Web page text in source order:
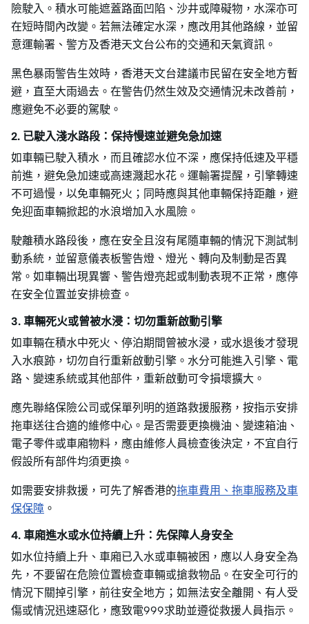
險駛入。積水可能遮蓋路面凹陷、沙井或障礙物，水深亦可
在短時間內改變。若無法確定水深，應改用其他路線，並留
意運輸署、警方及香港天文台公布的交通和天氣資訊。
黑色暴雨警告生效時，香港天文台建議市民留在安全地方暫
避，直至大雨過去。在警告仍然生效及交通情況未改善前，
應避免不必要的駕駛。
2. 已駛入淺水路段：保持慢速並避免急加速
如車輛已駛入積水，而且確認水位不深，應保持低速及平穩
前進，避免急加速或高速濺起水花。運輸署提醒，引擎轉速
不可過慢，以免車輛死火；同時應與其他車輛保持距離，避
免迎面車輛掀起的水浪增加入水風險。
駛離積水路段後，應在安全且沒有尾隨車輛的情況下測試制
動系統，並留意儀表板警告燈、燈光、轉向及制動是否異
常。如車輛出現異響、警告燈亮起或制動表現不正常，應停
在安全位置並安排檢查。
3. 車輛死火或曾被水浸：切勿重新啟動引擎
如車輛在積水中死火、停泊期間曾被水浸，或水退後才發現
入水痕跡，切勿自行重新啟動引擎。水分可能進入引擎、電
路、變速系統或其他部件，重新啟動可令損壞擴大。
應先聯絡保險公司或保單列明的道路救援服務，按指示安排
拖車送往合適的維修中心。是否需要更換機油、變速箱油、
電子零件或車廂物料，應由維修人員檢查後決定，不宜自行
假設所有部件均須更換。
如需要安排救援，可先了解香港的拖車費用、拖車服務及車
保保障 。
4. 車廂進水或水位持續上升：先保障人身安全
如水位持續上升、車廂已入水或車輛被困，應以人身安全為
先，不要留在危險位置檢查車輛或搶救物品。在安全可行的
情況下關掉引擎，前往安全地方；如無法安全離開、有人受
傷或情況迅速惡化，應致電999求助並遵從救援人員指示。